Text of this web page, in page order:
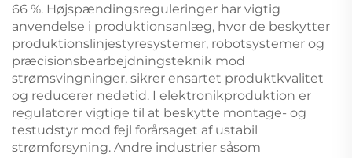
66 %. Højspændingsreguleringer har vigtig
anvendelse i produktionsanlæg, hvor de beskytter
produktionslinjestyresystemer, robotsystemer og
præcisionsbearbejdningsteknik mod
strømsvingninger, sikrer ensartet produktkvalitet
og reducerer nedetid. I elektronikproduktion er
regulatorer vigtige til at beskytte montage- og
testudstyr mod fejl forårsaget af ustabil
strømforsyning. Andre industrier såsom